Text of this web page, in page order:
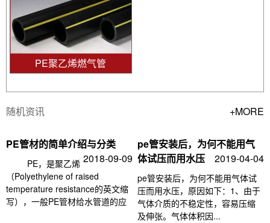
PE聚乙烯燃气管
随机资讯 +MORE
PE管材的简单介绍与分类
2018-09-09
PE，是聚乙烯
（Polyethylene of raised
temperature resistance的英文缩
写），一般PE管材给水管道的应
pe管安装后，为何不能用气
体试压而用水压
2019-04-04
pe管安装后，为何不能用气体试
压而用水压，原因如下：1、由于
气体介质的不稳定性，容易压缩
及伸张。气体体积因...